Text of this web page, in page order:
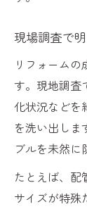
現場調査で
リフォーム
す。現地調査
化状況などを
を洗い出しま
ブルを未然に
たとえば、配
サイズが特殊